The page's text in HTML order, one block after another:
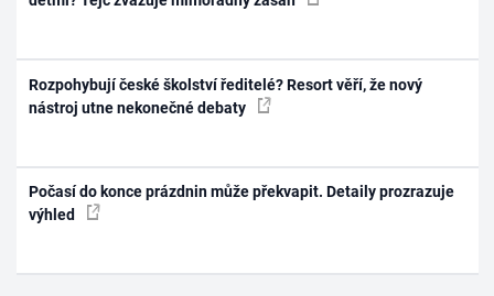
Rozpohybují české školství ředitelé? Resort věří, že nový
nástroj utne nekonečné debaty
Počasí do konce prázdnin může překvapit. Detaily prozrazuje
výhled